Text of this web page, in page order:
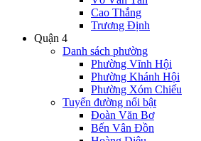
Cao Thắng
Trương Định
Quận 4
Danh sách phường
Phường Vĩnh Hội
Phường Khánh Hội
Phường Xóm Chiếu
Tuyến đường nổi bật
Đoàn Văn Bơ
Bến Vân Đồn